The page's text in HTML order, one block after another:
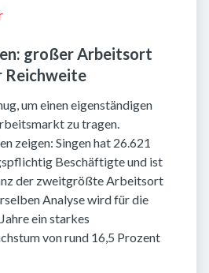
großer Arbeitsort
Reichweite
um einen eigenständigen
zu tragen.
zeigen: Singen hat 26.621
Beschäftigte und ist
der zweitgrößte Arbeitsort
Analyse wird für die
ein starkes
von rund 16,5 Prozent